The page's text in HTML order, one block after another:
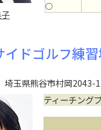
○
イドゴルフ練
埼玉県熊谷市村岡2043-1
ティーチング